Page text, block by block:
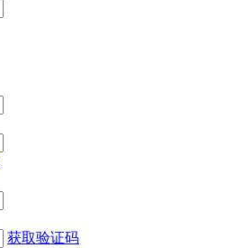
获取验证码